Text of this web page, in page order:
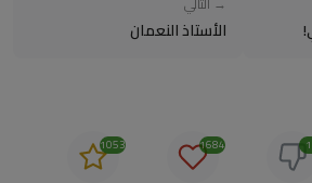
الأستاذ النعمان
1684
1053